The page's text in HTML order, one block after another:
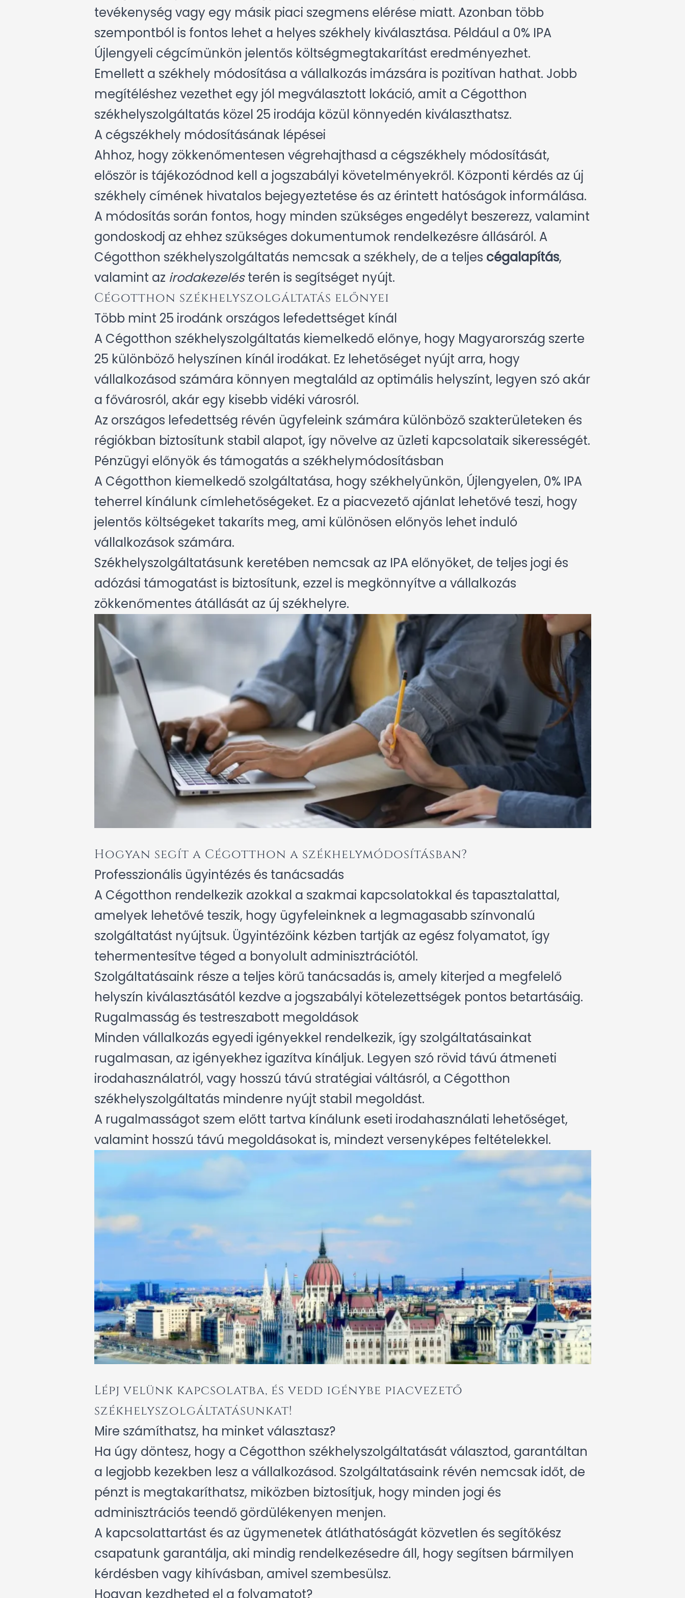
tevékenység vagy egy másik piaci szegmens elérése miatt. Azonban több
szempontból is fontos lehet a helyes székhely kiválasztása. Például a 0% IPA
Újlengyeli cégcímünkön jelentős költségmegtakarítást eredményezhet.
Emellett a székhely módosítása a vállalkozás imázsára is pozitívan hathat. Jobb
megítéléshez vezethet egy jól megválasztott lokáció, amit a Cégotthon
székhelyszolgáltatás közel 25 irodája közül könnyedén kiválaszthatsz.
A cégszékhely módosításának lépései
Ahhoz, hogy zökkenőmentesen végrehajthasd a cégszékhely módosítását,
először is tájékozódnod kell a jogszabályi követelményekről. Központi kérdés az új
székhely címének hivatalos bejegyeztetése és az érintett hatóságok informálása.
A módosítás során fontos, hogy minden szükséges engedélyt beszerezz, valamint
gondoskodj az ehhez szükséges dokumentumok rendelkezésre állásáról. A
Cégotthon székhelyszolgáltatás nemcsak a székhely, de a teljes cégalapítás,
valamint az irodakezelésterén is segítséget nyújt.
Cégotthon székhelyszolgáltatás előnyei
Több mint 25 irodánk országos lefedettséget kínál
A Cégotthon székhelyszolgáltatás kiemelkedő előnye, hogy Magyarország szerte
25 különböző helyszínen kínál irodákat. Ez lehetőséget nyújt arra, hogy
vállalkozásod számára könnyen megtaláld az optimális helyszínt, legyen szó akár
a fővárosról, akár egy kisebb vidéki városról.
Az országos lefedettség révén ügyfeleink számára különböző szakterületeken és
régiókban biztosítunk stabil alapot, így növelve az üzleti kapcsolataik sikerességét.
Pénzügyi előnyök és támogatás a székhelymódosításban
A Cégotthon kiemelkedő szolgáltatása, hogy székhelyünkön, Újlengyelen, 0% IPA
teherrel kínálunk címlehetőségeket. Ez a piacvezető ajánlat lehetővé teszi, hogy
jelentős költségeket takaríts meg, ami különösen előnyös lehet induló
vállalkozások számára.
Székhelyszolgáltatásunk keretében nemcsak az IPA előnyöket, de teljes jogi és
adózási támogatást is biztosítunk, ezzel is megkönnyítve a vállalkozás
zökkenőmentes átállását az új székhelyre.
Hogyan segít a Cégotthon a székhelymódosításban?
Professzionális ügyintézés és tanácsadás
A Cégotthon rendelkezik azokkal a szakmai kapcsolatokkal és tapasztalattal,
amelyek lehetővé teszik, hogy ügyfeleinknek a legmagasabb színvonalú
szolgáltatást nyújtsuk. Ügyintézőink kézben tartják az egész folyamatot, így
tehermentesítve téged a bonyolult adminisztrációtól.
Szolgáltatásaink része a teljes körű tanácsadás is, amely kiterjed a megfelelő
helyszín kiválasztásától kezdve a jogszabályi kötelezettségek pontos betartásáig.
Rugalmasság és testreszabott megoldások
Minden vállalkozás egyedi igényekkel rendelkezik, így szolgáltatásainkat
rugalmasan, az igényekhez igazítva kínáljuk. Legyen szó rövid távú átmeneti
irodahasználatról, vagy hosszú távú stratégiai váltásról, a Cégotthon
székhelyszolgáltatás mindenre nyújt stabil megoldást.
A rugalmasságot szem előtt tartva kínálunk eseti irodahasználati lehetőséget,
valamint hosszú távú megoldásokat is, mindezt versenyképes feltételekkel.
Lépj velünk kapcsolatba, és vedd igénybe piacvezető
székhelyszolgáltatásunkat!
Mire számíthatsz, ha minket választasz?
Ha úgy döntesz, hogy a Cégotthon székhelyszolgáltatását választod, garantáltan
a legjobb kezekben lesz a vállalkozásod. Szolgáltatásaink révén nemcsak időt, de
pénzt is megtakaríthatsz, miközben biztosítjuk, hogy minden jogi és
adminisztrációs teendő gördülékenyen menjen.
A kapcsolattartást és az ügymenetek átláthatóságát közvetlen és segítőkész
csapatunk garantálja, aki mindig rendelkezésedre áll, hogy segítsen bármilyen
kérdésben vagy kihívásban, amivel szembesülsz.
Hogyan kezdheted el a folyamatot?